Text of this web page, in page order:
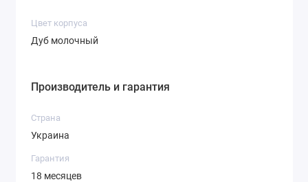
Цвет корпуса
Дуб молочный
Производитель и гарантия
Страна
Украина
Гарантия
18 месяцев